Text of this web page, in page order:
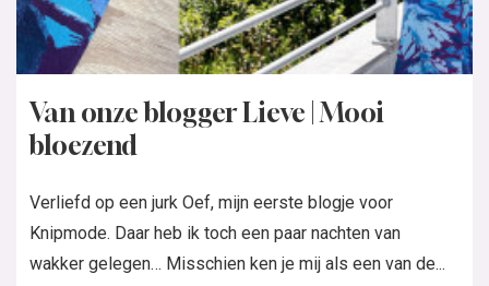
Van onze blogger Lieve | Mooi
bloezend
Verliefd op een jurk Oef, mijn eerste blogje voor
Knipmode. Daar heb ik toch een paar nachten van
wakker gelegen… Misschien ken je mij als een van de...